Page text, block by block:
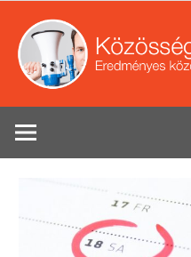
content
közösségi
vállalkozások